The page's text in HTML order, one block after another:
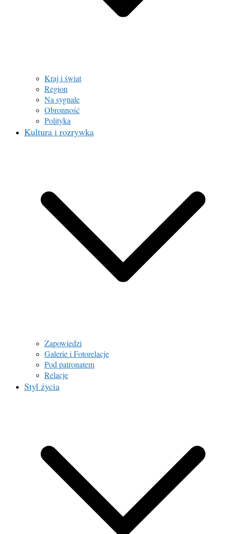
Kraj i świat
Region
Na sygnale
Obronność
Polityka
Kultura i rozrywka
Zapowiedzi
Galerie i Fotorelacje
Pod patronatem
Relacje
Styl życia